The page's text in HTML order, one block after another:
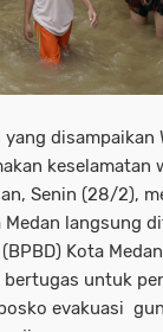
disampaikan
keselamatan
Senin (28/2),
langsung
Kota
untuk
evakuasi